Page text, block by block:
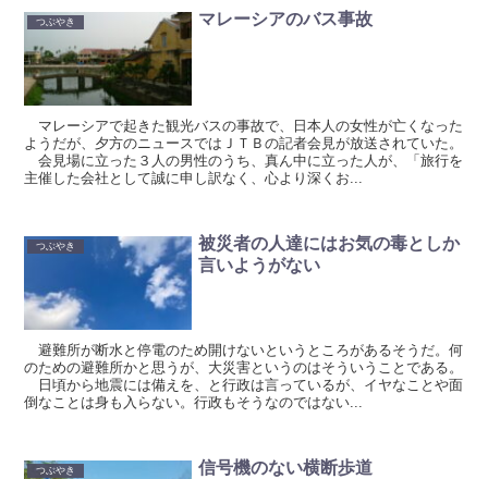
つぶやき マレーシアのバス事故
マレーシアで起きた観光バスの事故で、日本人の女性が亡くなった
ようだが、夕方のニュースではＪＴＢの記者会見が放送されていた。
会見場に立った３人の男性のうち、真ん中に立った人が、「旅行を
主催した会社として誠に申し訳なく、心より深くお...
つぶやき
被災者の人達にはお気の毒としか
言いようがない
避難所が断水と停電のため開けないというところがあるそうだ。何
のための避難所かと思うが、大災害というのはそういうことである。
日頃から地震には備えを、と行政は言っているが、イヤなことや面
倒なことは身も入らない。行政もそうなのではない...
つぶやき 信号機のない横断歩道